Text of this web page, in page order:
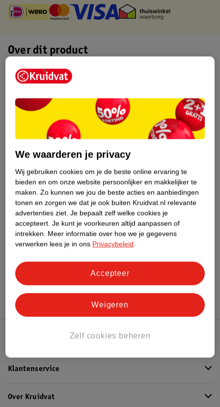
Over dit product
Productinformatie
Etiketinformatie
Nature Impact Score
Impact Score.
Meer informatie
Bestel & Bezorginformatie
Bekijk ook
Meer
Klantenservice
Over Kruidvat
We waarderen je privacy
Wij gebruiken cookies om je de beste online ervaring te
bieden en om onze website persoonlijker en makkelijker te
maken. Zo kunnen we jou de beste acties en aanbiedingen
tonen en zorgen we dat je ook buiten Kruidvat.nl relevante
advertenties ziet. Je bepaalt zelf welke cookies je
accepteert. Je kunt je voorkeuren altijd aanpassen of
intrekken. Meer informatie over hoe we je gegevens
verwerken lees je in ons Privacybeleid.
Zelf cookies beheren
Weigeren
Accepteer